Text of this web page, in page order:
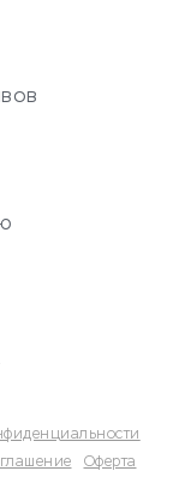
Оферта